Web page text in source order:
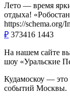
Лето — время
отдыха!
https://schema.org/
₽ 373416 1443
На нашем сайте
шоу «Уральские
Кудамоскоу —
событий Москвы.